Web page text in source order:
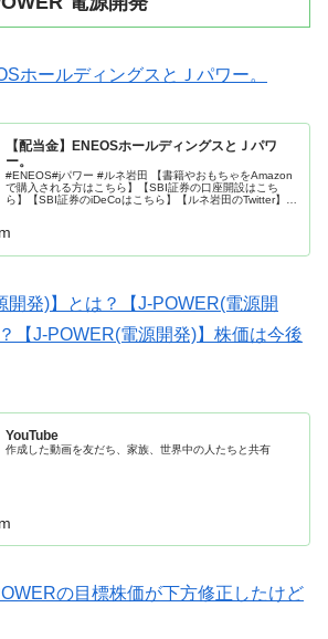
ホールディングスとＪパワー。
【配当金】ENEOSホールディングスとＪパワ
ー。
#ENEOS#jパワー #ルネ岩田 【書籍やおもちゃをAmazon
で購入される方はこちら】【SBI証券の口座開設はこち
ら】【SBI証券のiDeCoはこちら】【ルネ岩田のTwitter】
開発)】とは？【J-POWER(電源開
【J-POWER(電源開発)】株価は今後
YouTube
作成した動画を友だち、家族、世界中の人たちと共有
の目標株価が下方修正したけど